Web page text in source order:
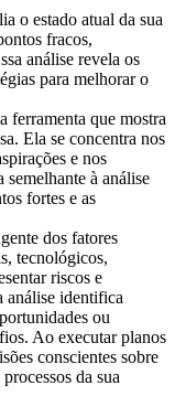
o estado atual da sua
fracos,
análise revela os
para melhorar o
ferramenta que mostra
Ela se concentra nos
e nos
semelhante à análise
fortes e as
dos fatores
tecnológicos,
riscos e
análise identifica
ou
Ao executar planos
conscientes sobre
da sua